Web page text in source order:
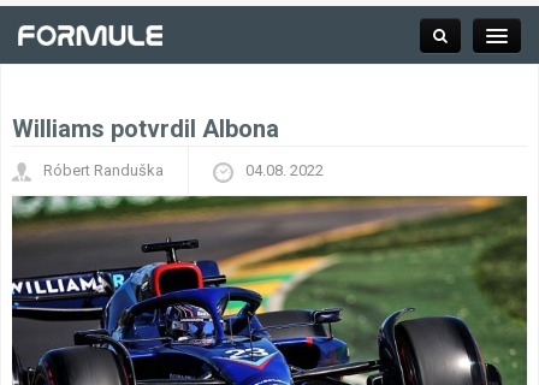
Závodní série
Kalendář F1
Výsledky F1
Williams potvrdil Albona
Róbert Randuška 04.08. 2022